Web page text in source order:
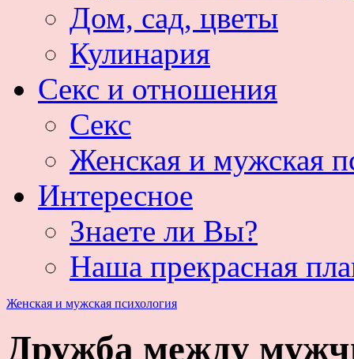
Дом, сад, цветы
Кулинария
Секс и отношения
Секс
Женская и мужская
Интересное
Знаете ли Вы?
Наша прекрасная
Женская и мужская психология
Дружба между